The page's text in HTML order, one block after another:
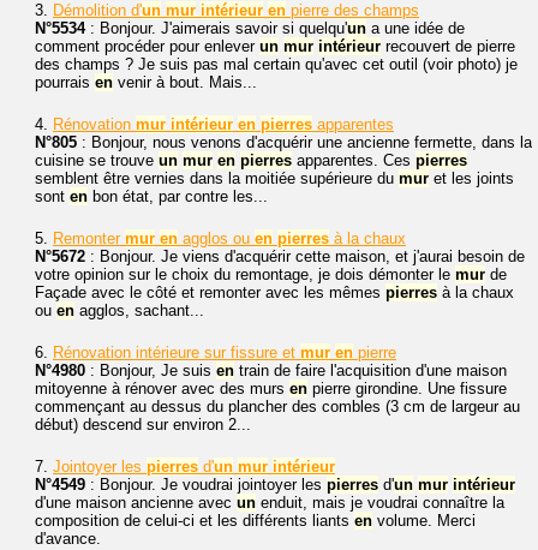
3. Démolition d'un mur intérieur en pierre des champs
N°5534: Bonjour. J'aimerais savoir si quelqu'un a une idée de
comment procéder pour enlever un mur intérieur recouvert de pierre
des champs ? Je suis pas mal certain qu'avec cet outil (voir photo) je
pourrais en venir à bout. Mais...
4. Rénovation mur intérieur en pierres apparentes
N°805 : Bonjour, nous venons d'acquérir une ancienne fermette, dans la
cuisine se trouve un mur en pierres apparentes. Ces pierres
semblent être vernies dans la moitiée supérieure du mur et les joints
sont en bon état, par contre les...
5. Remonter mur en agglos ou en pierres à la chaux
N°5672 : Bonjour. Je viens d'acquérir cette maison, et j'aurai besoin de
votre opinion sur le choix du remontage, je dois démonter le mur de
Façade avec le côté et remonter avec les mêmes pierres à la chaux
ou en agglos, sachant...
6. Rénovation intérieure sur fissure et mur en pierre
N°4980 : Bonjour, Je suis en train de faire l'acquisition d'une maison
mitoyenne à rénover avec des murs en pierre girondine. Une fissure
commençant au dessus du plancher des combles (3 cm de largeur au
début) descend sur environ 2...
7. Jointoyer les pierres d'un mur intérieur
N°4549 : Bonjour. Je voudrai jointoyer les pierres d'un mur intérieur
d'une maison ancienne avec un enduit, mais je voudrai connaître la
composition de celui-ci et les différents liants en volume. Merci
d'avance.